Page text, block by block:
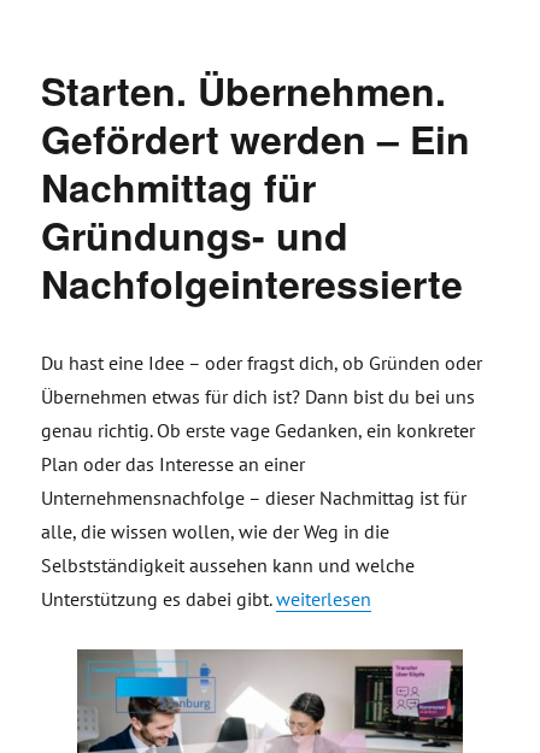
Starten. Übernehmen.
Gefördert werden – Ein
Nachmittag für
Gründungs- und
Nachfolgeinteressierte
Du hast eine Idee – oder fragst dich, ob Gründen oder
Übernehmen etwas für dich ist? Dann bist du bei uns
genau richtig. Ob erste vage Gedanken, ein konkreter
Plan oder das Interesse an einer
Unternehmensnachfolge – dieser Nachmittag ist für
alle, die wissen wollen, wie der Weg in die
Selbstständigkeit aussehen kann und welche
Unterstützung es dabei gibt.„Starten. Übernehmen.
weiterlesen